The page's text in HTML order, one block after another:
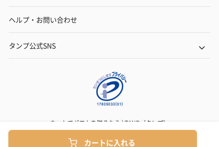
カートに入れる
ヘルプ・お問い合わせ
タンプ公式SNS
ネットでギフトを贈るなら | TANP（タンプ）